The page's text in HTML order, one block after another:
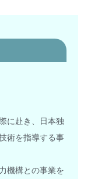
に赴き、日本独
術を指導する事
機構との事業を